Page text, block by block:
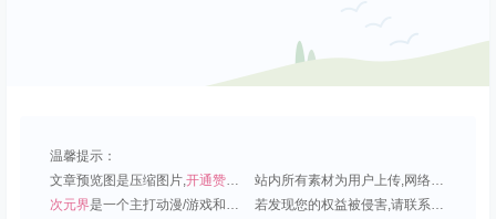
温馨提示：
文章预览图是压缩图片,开通赞助会员 可免费下载超清原图;
站内所有素材为用户上传,网络分享或原创,请勿用于商业用途;
次元界是一个主打动漫/游戏和虚拟偶像角色的插画壁纸平台; 若发现您的权益被侵害,请联系QQ1815919191,我们尽快处理.